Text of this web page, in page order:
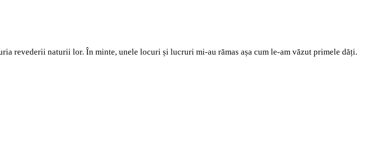
revederii naturii lor. În minte, unele locuri și lucruri mi-au rămas așa cum le-am văzut primele dăți.